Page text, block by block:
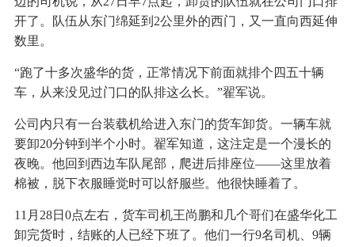
开了。队伍从东门绵延到2公里外的西门，又一直向西延伸
数里。
“跑了十多次盛华的货，正常情况下前面就排个四五十辆
车，从来没见过门口的队排这么长。”翟军说。
公司内只有一台装载机给进入东门的货车卸货。一辆车就
要卸20分钟到半个小时。翟军知道，这注定是一个漫长的
夜晚。他回到西边车队尾部，爬进后排座位——这里放着
棉被，脱下衣服睡觉时可以舒服些。他很快睡着了。
11月28日0点左右，货车司机王尚鹏和几个哥们在盛华化工
卸完货时，结账的人已经下班了。他们一行9名司机、9辆